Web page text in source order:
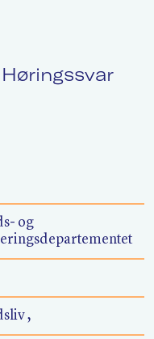
Høringssvar
og
,